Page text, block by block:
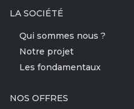
LA SOCIÉTÉ
Qui sommes nous ?
Notre projet
Les fondamentaux
NOS OFFRES